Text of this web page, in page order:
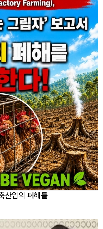
산업의 폐해를